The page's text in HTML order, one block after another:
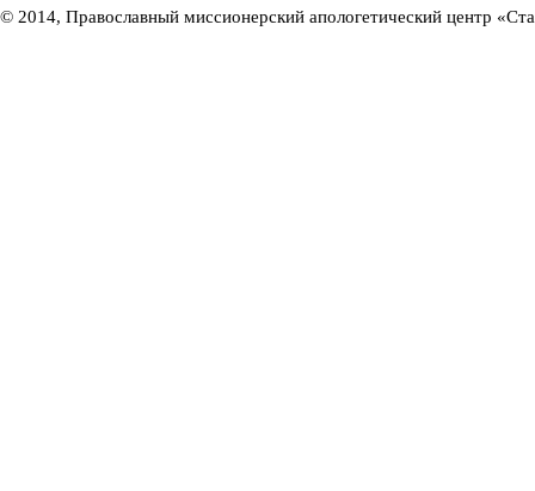
© 2014, Православный миссионерский апологетический центр